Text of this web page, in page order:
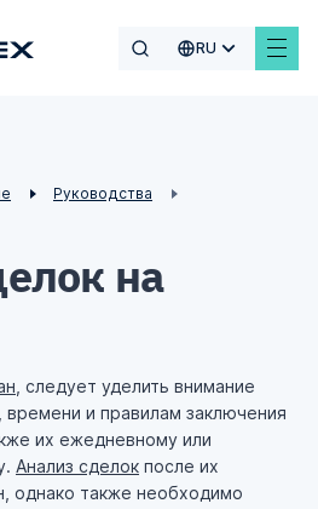
RU
Руководства
на
, следует уделить внимание
и правилам заключения
их ежедневному или
Анализ сделок после их
однако также необходимо